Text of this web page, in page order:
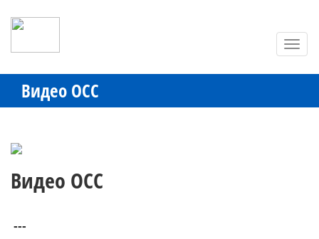
Видео ОСС
Видео ОСС